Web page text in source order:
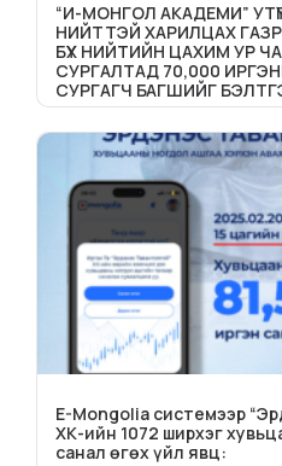
“И-МОНГОЛ АКАДЕМИ”
НИЙТТЭЙ ХАРИЛЦАХ
БҮХ НИЙТИЙН ЦАХИМ УР
СУРГАЛТАД 70,000
СУРГАГЧ БАГШИЙГ
E-Mongolia системээр
ХК-ийн 1072 ширхэг
санал өгөх үйл явц: